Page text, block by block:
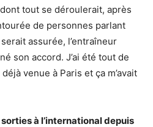
tout se déroulerait, après
de personnes parlant
assurée, l’entraîneur
son accord. J’ai été tout de
venue à Paris et ça m’avait
à l’international depuis